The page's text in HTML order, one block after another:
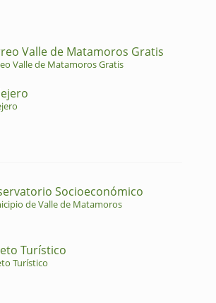
Valle de Matamoros Gratis
Valle de Matamoros Gratis
Socioeconómico
de Valle de Matamoros
Turístico
Turístico